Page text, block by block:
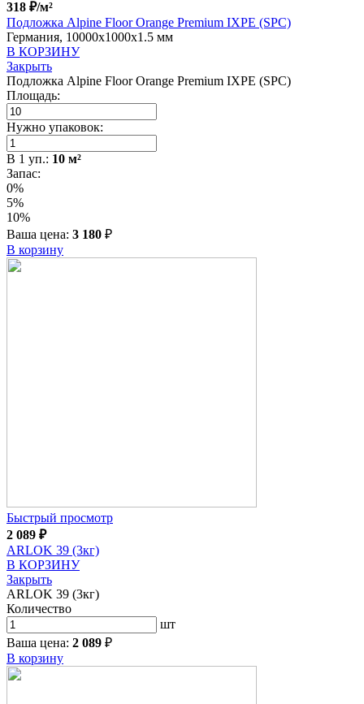
318 ₽/м²
Подложка Alpine Floor Orange Premium IXPE (SPC)
Германия, 10000x1000x1.5 мм
В КОРЗИНУ
Закрыть
Подложка Alpine Floor Orange Premium IXPE (SPC)
Площадь:
Нужно упаковок:
В 1 уп.: 10 м²
Запас:
0%
5%
10%
Ваша цена: 3 180 ₽
В корзину
Быстрый просмотр
2 089 ₽
ARLOK 39 (3кг)
В КОРЗИНУ
Закрыть
ARLOK 39 (3кг)
Количество
шт
Ваша цена: 2 089 ₽
В корзину